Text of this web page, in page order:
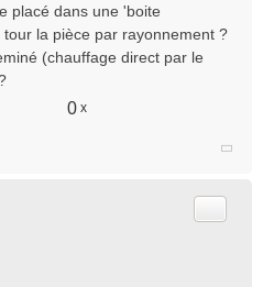
placé dans une 'boite
la pièce par rayonnement ?
(chauffage direct par le
0 x